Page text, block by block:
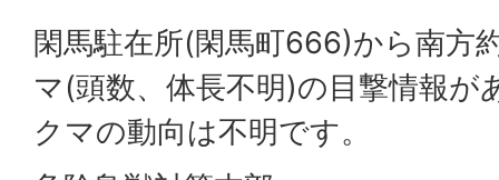
閑馬駐在所(閑馬町666)から南方
マ(頭数、体長不明)の目撃情報が
クマの動向は不明です。